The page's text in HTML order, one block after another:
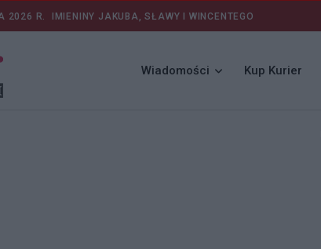
2026 R. IMIENINY JAKUBA, SŁAWY I WINCENTEGO
Wiadomości Kup Kurier